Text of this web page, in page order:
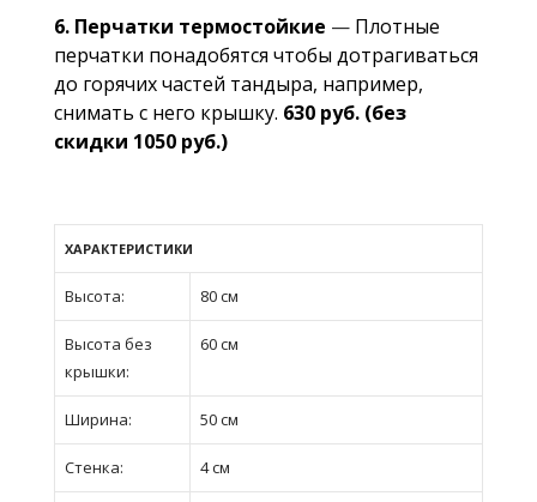
6. Перчатки термостойкие — Плотные
перчатки понадобятся чтобы дотрагиваться
до горячих частей тандыра, например,
снимать с него крышку. 630 руб. (без
скидки 1050 руб.)
ХАРАКТЕРИСТИКИ
Высота: 80 см
Высота без
крышки:
60 см
Ширина: 50 см
Стенка: 4 см